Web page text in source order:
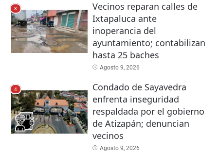
3
Vecinos reparan calles de
Ixtapaluca ante
inoperancia del
ayuntamiento; contabilizan
hasta 25 baches
Agosto 9, 2026
4
Condado de Sayavedra
enfrenta inseguridad
respaldada por el gobierno
de Atizapán; denuncian
vecinos
Agosto 9, 2026